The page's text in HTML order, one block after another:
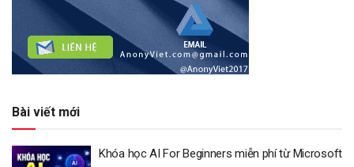
Bài viết mới
Khóa học AI For Beginners miễn phí từ Microsoft